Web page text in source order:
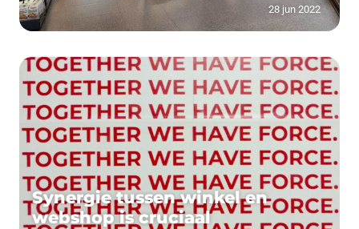
28 jun 2022
Synergie tussen winkel en
webshop is cruciaal